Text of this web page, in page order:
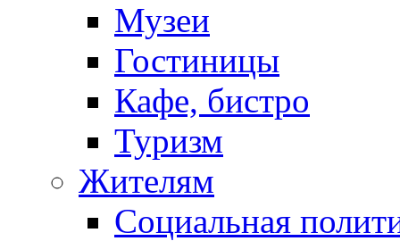
Музеи
Гостиницы
Кафе, бистро
Туризм
Жителям
Социальная